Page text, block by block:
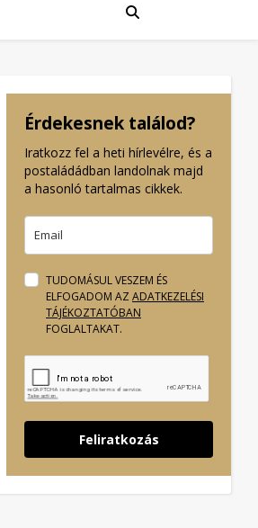
Érdekesnek találod?
Iratkozz fel a heti hírlevélre, és a
postaládádban landolnak majd
a hasonló tartalmas cikkek.
TUDOMÁSUL VESZEM ÉS
ELFOGADOM AZ ADATKEZELÉSI
TÁJÉKOZTATÓBAN
FOGLALTAKAT.
Feliratkozás